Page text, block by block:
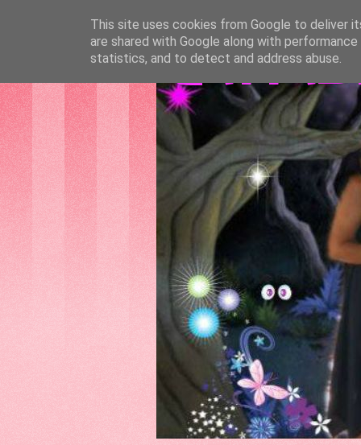
This site uses cookies from Google to deliver
are shared with Google along with
statistics, and to detect and address abuse.